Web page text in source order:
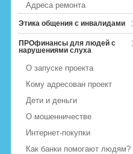
Адреса ремонта
Этика общения с инвалидами
ПРОфинансы для людей с
нарушениями слуха
О запуске проекта
Кому адресован проект
Дети и деньги
О мошенничестве
Интернет-покупки
Как банки помогают людям?